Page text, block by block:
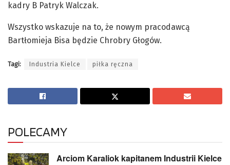
kadry B Patryk Walczak.
Wszystko wskazuje na to, że nowym pracodawcą
Bartłomieja Bisa będzie Chrobry Głogów.
Tagi: Industria Kielce piłka ręczna
POLECAMY
Arciom Karaliok kapitanem Industrii Kielce